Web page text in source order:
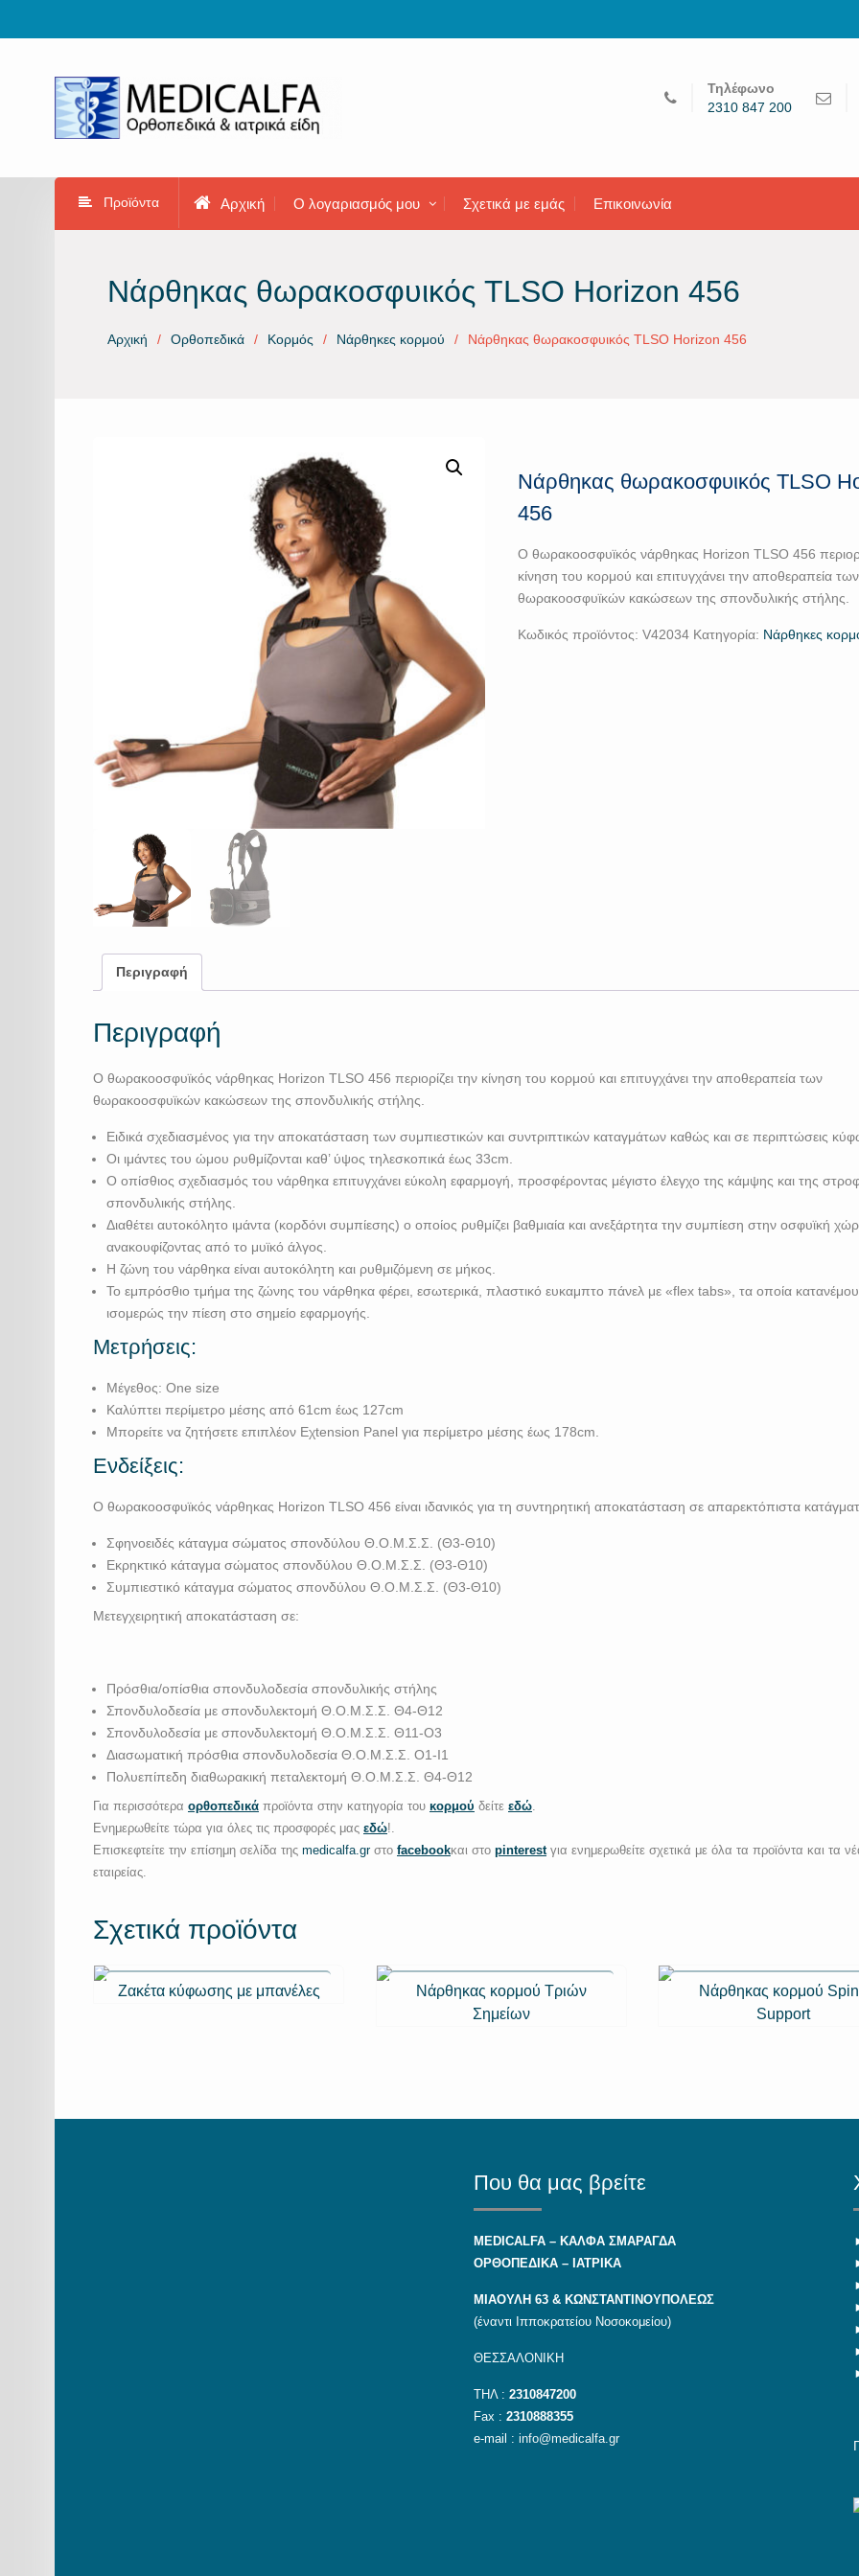
Τηλέφωνο
2310 847 200
Προϊόντα Αρχική Ο λογαριασμός μου Σχετικά με εμάς Επικοινωνία
Νάρθηκας θωρακοσφυικός TLSO Horizon 456
Αρχική Ορθοπεδικά Κορμός Νάρθηκες κορμού Νάρθηκας θωρακοσφυικός TLSO Horizon 456
Νάρθηκας θωρακοσφυικός TLSO
456
Ο θωρακοοσφυϊκός νάρθηκας Horizon TLSO 456
κίνηση του κορμού και επιτυγχάνει την αποθεραπεία των
θωρακοοσφυϊκών κακώσεων της σπονδυλικής στήλης.
Κωδικός προϊόντος:V42034 Κατηγορία: Νάρθηκες
Περιγραφή
Περιγραφή
Ο θωρακοοσφυϊκός νάρθηκας Horizon TLSO 456 περιορίζει την κίνηση του κορμού και επιτυγχάνει την αποθεραπεία των
θωρακοοσφυϊκών κακώσεων της σπονδυλικής στήλης.
Ειδικά σχεδιασμένος για την αποκατάσταση των συμπιεστικών και συντριπτικών καταγμάτων καθώς και σε περιπτώσεις
Οι ιμάντες του ώμου ρυθμίζονται καθ’ ύψος τηλεσκοπικά έως 33cm.
Ο οπίσθιος σχεδιασμός του νάρθηκα επιτυγχάνει εύκολη εφαρμογή, προσφέροντας μέγιστο έλεγχο της κάμψης και της
σπονδυλικής στήλης.
Διαθέτει αυτοκόλητο ιμάντα (κορδόνι συμπίεσης) ο οποίος ρυθμίζει βαθμιαία και ανεξάρτητα την συμπίεση στην οσφυϊκή
ανακουφίζοντας από το μυϊκό άλγος.
Η ζώνη του νάρθηκα είναι αυτοκόλητη και ρυθμιζόμενη σε μήκος.
Το εμπρόσθιο τμήμα της ζώνης του νάρθηκα φέρει, εσωτερικά, πλαστικό ευκαμπτο πάνελ με «flex tabs», τα οποία
ισομερώς την πίεση στο σημείο εφαρμογής.
Μετρήσεις:
Μέγεθος: One size
Καλύπτει περίμετρο μέσης από 61cm έως 127cm
Μπορείτε να ζητήσετε επιπλέον Eχtension Panel για περίμετρο μέσης έως 178cm.
Ενδείξεις:
Ο θωρακοοσφυϊκός νάρθηκας Horizon TLSO 456 είναι ιδανικός για τη συντηρητική αποκατάσταση σε απαρεκτόπιστα
Σφηνοειδές κάταγμα σώματος σπονδύλου Θ.Ο.Μ.Σ.Σ. (Θ3-Θ10)
Εκρηκτικό κάταγμα σώματος σπονδύλου Θ.Ο.Μ.Σ.Σ. (Θ3-Θ10)
Συμπιεστικό κάταγμα σώματος σπονδύλου Θ.Ο.Μ.Σ.Σ. (Θ3-Θ10)
Μετεγχειρητική αποκατάσταση σε:
Πρόσθια/οπίσθια σπονδυλοδεσία σπονδυλικής στήλης
Σπονδυλοδεσία με σπονδυλεκτομή Θ.Ο.Μ.Σ.Σ. Θ4-Θ12
Σπονδυλοδεσία με σπονδυλεκτομή Θ.Ο.Μ.Σ.Σ. Θ11-Ο3
Διασωματική πρόσθια σπονδυλοδεσία Θ.Ο.Μ.Σ.Σ. Ο1-Ι1
Πολυεπίπεδη διαθωρακική πεταλεκτομή Θ.Ο.Μ.Σ.Σ. Θ4-Θ12
Για περισσότερα ορθοπεδικά προϊόντα στην κατηγορία του κορμού δείτε εδώ
Ενημερωθείτε τώρα για όλες τις προσφορές μας εδώ!.
Επισκεφτείτε την επίσημη σελίδα της medicalfa.grστο facebookκαι στο pinterest για ενημερωθείτε σχετικά με όλα τα προϊόντα και τα
εταιρείας.
Σχετικά προϊόντα
Ζακέτα κύφωσης με μπανέλες
Νάρθηκας κορμού Τριών
Σημείων
Νάρθηκας κορμού
Support
Που θα μας βρείτε
MEDICALFA – KAΛΦΑ ΣΜΑΡΑΓΔΑ
ΟΡΘΟΠΕΔΙΚΑ – ΙΑΤΡΙΚΑ
ΜΙΑΟΥΛΗ 63 & ΚΩΝΣΤΑΝΤΙΝΟΥΠΟΛΕΩΣ
(έναντι Ιπποκρατείου Νοσοκομείου)
ΘΕΣΣΑΛΟΝΙΚΗ
ΤΗΛ : 2310847200
Fax : 2310888355
e-mail : info@medicalfa.gr